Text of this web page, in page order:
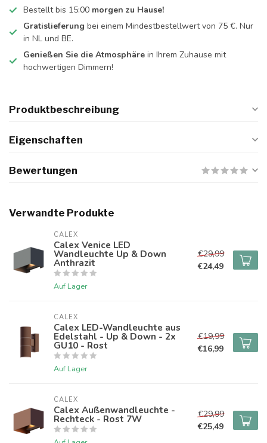
Bestellt bis 15:00 morgen zu Hause!
Gratislieferung bei einem Mindestbestellwert von 75 €. Nur
in NL und BE.
Genießen Sie die Atmosphäre in Ihrem Zuhause mit
hochwertigen Dimmern!
Produktbeschreibung
Eigenschaften
Bewertungen
Verwandte Produkte
CALEX
Calex Venice LED
Wandleuchte Up & Down
Anthrazit
Auf Lager
€29,99
€24,49
CALEX
Calex LED-Wandleuchte aus
Edelstahl - Up & Down - 2x
GU10 - Rost
Auf Lager
€19,99
€16,99
CALEX
Calex Außenwandleuchte -
Rechteck - Rost 7W
€29,99
€25,49